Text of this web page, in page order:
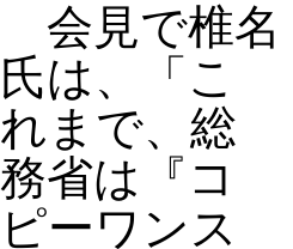
会見で椎名
氏は、「こ
れまで、総
務省は『コ
ピーワンス